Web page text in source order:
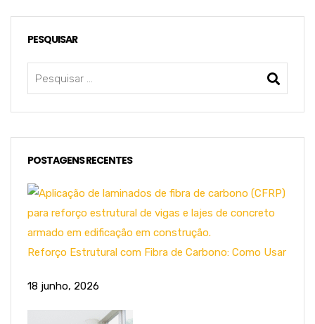
PESQUISAR
POSTAGENS RECENTES
Reforço Estrutural com Fibra de Carbono: Como Usar
18 junho, 2026